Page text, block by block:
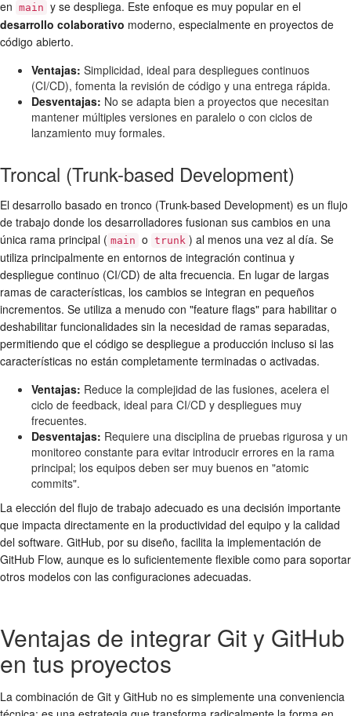
en main y se despliega. Este enfoque es muy popular en el
desarrollo colaborativo moderno, especialmente en proyectos de
código abierto.
Ventajas: Simplicidad, ideal para despliegues continuos
(CI/CD), fomenta la revisión de código y una entrega rápida.
Desventajas: No se adapta bien a proyectos que necesitan
mantener múltiples versiones en paralelo o con ciclos de
lanzamiento muy formales.
Troncal (Trunk-based Development)
El desarrollo basado en tronco (Trunk-based Development) es un flujo
de trabajo donde los desarrolladores fusionan sus cambios en una
única rama principal ( main o trunk ) al menos una vez al día. Se
utiliza principalmente en entornos de integración continua y
despliegue continuo (CI/CD) de alta frecuencia. En lugar de largas
ramas de características, los cambios se integran en pequeños
incrementos. Se utiliza a menudo con "feature flags" para habilitar o
deshabilitar funcionalidades sin la necesidad de ramas separadas,
permitiendo que el código se despliegue a producción incluso si las
características no están completamente terminadas o activadas.
Ventajas: Reduce la complejidad de las fusiones, acelera el
ciclo de feedback, ideal para CI/CD y despliegues muy
frecuentes.
Desventajas: Requiere una disciplina de pruebas rigurosa y un
monitoreo constante para evitar introducir errores en la rama
principal; los equipos deben ser muy buenos en "atomic
commits".
La elección del flujo de trabajo adecuado es una decisión importante
que impacta directamente en la productividad del equipo y la calidad
del software. GitHub, por su diseño, facilita la implementación de
GitHub Flow, aunque es lo suficientemente flexible como para soportar
otros modelos con las configuraciones adecuadas.
Ventajas de integrar Git y GitHub
en tus proyectos
La combinación de Git y GitHub no es simplemente una conveniencia